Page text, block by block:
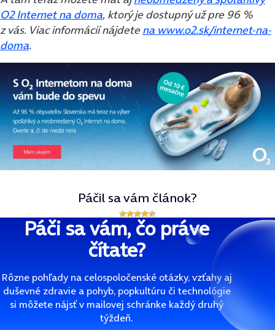
O2 Internet na doma, ktorý je dostupný už pre 96 %
z vás. Viac informácií nájdetena www.o2.sk/internet-na-
doma.
Páčil sa vám článok?
Páči sa vám, čo práve
čítate?
Rôzne pohľady na celospoločenské otázky, vzťahy aj
duševné zdravie a pohyb, popkultúru či technológie
si môžete nájsť v mailovej schránke každý druhý
týždeň.